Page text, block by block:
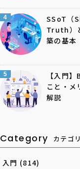
4
SSoT（
Truth）
築の基本
5
【入門
こと・メ
解説
Category カテゴ
入門 (814)